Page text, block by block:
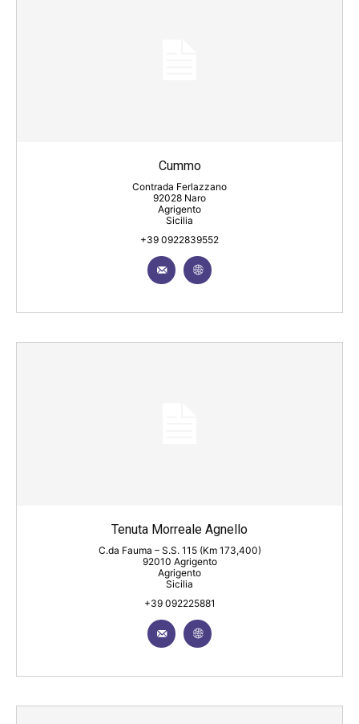
Cummo
Contrada Ferlazzano
92028 Naro
Agrigento
Sicilia
+39 0922839552
Tenuta Morreale Agnello
C.da Fauma – S.S. 115 (Km 173,400)
92010 Agrigento
Agrigento
Sicilia
+39 092225881